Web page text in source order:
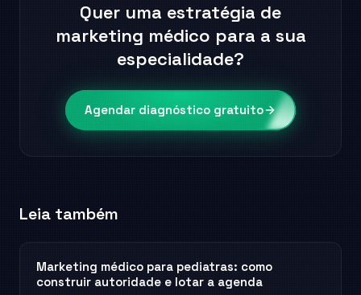
Quer uma estratégia de
marketing médico para a sua
especialidade?
Agendar diagnóstico gratuito
Leia também
Marketing médico para pediatras: como
construir autoridade e lotar a agenda